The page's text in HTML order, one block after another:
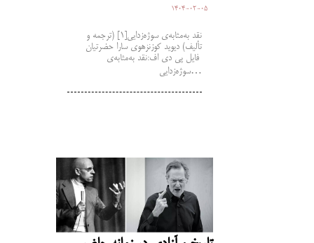
1404-02-05
نقد به‌مثابه‌ی سوژه‌زدایی[1] (ترجمه و
تألیف) دیوید کوزنزهوی سارا حضرتیان
فایل پی دی اف:نقد به‌مثابه‌ی
سوژه‌زدایی…